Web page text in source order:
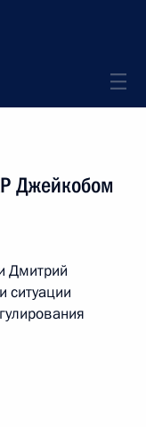
Джейкобом
Дмитрий
ситуации